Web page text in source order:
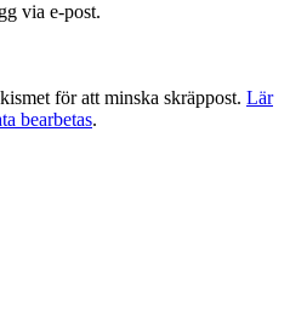
via e-post.
för att minska skräppost. Lär
bearbetas.